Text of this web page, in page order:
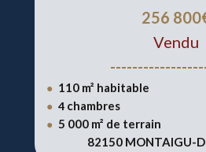
256
Vendu
● 110 m² habitable
● 4 chambres
● 5 000 m² de terrain
82150 MONTAIGU-